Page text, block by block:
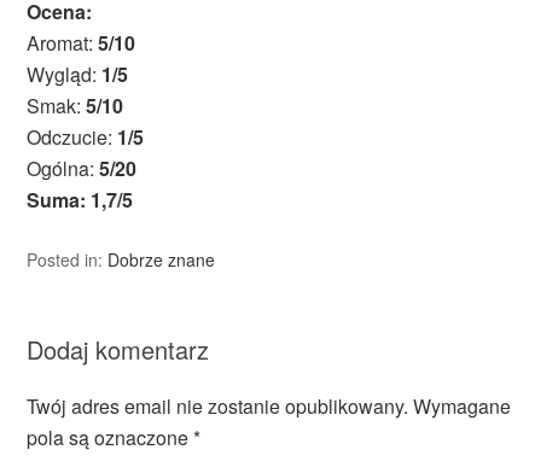
Ocena:
Aromat:5/10
Wygląd: 1/5
Smak:5/10
Odczucie: 1/5
Ogólna:5/20
Suma: 1,7/5
Posted in: Dobrze znane
Dodaj komentarz
Twój adres email nie zostanie opublikowany. Wymagane
pola są oznaczone*